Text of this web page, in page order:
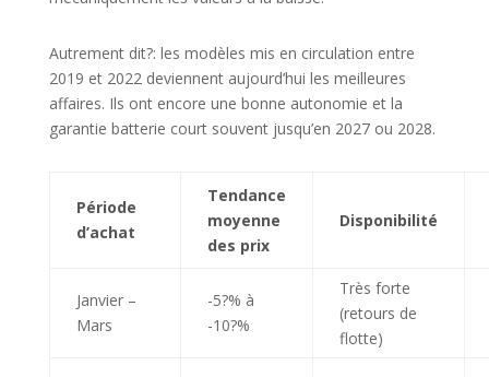
Autrement dit?: les modèles mis en circulation entre
2019 et 2022 deviennent aujourd’hui les meilleures
affaires. Ils ont encore une bonne autonomie et la
garantie batterie court souvent jusqu’en 2027 ou 2028.
Période
d’achat
Tendance
moyenne
des prix
Disponibilité
Janvier –
Mars
-5?% à
-10?%
Très forte
(retours de
flotte)